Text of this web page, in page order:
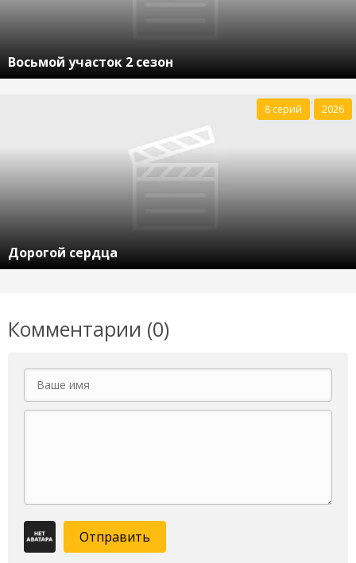
Восьмой участок 2 сезон
Дорогой сердца
8 серий 2026
Комментарии (0)
Отправить